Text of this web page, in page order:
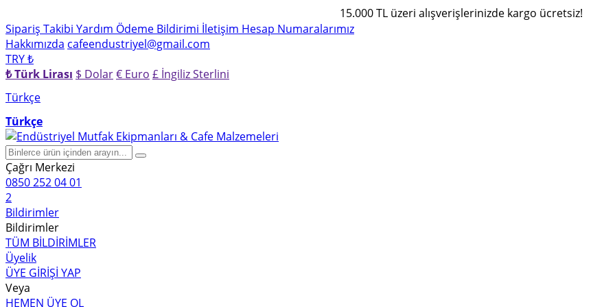
15.000 TL üzeri alışverişlerinizde kargo ücretsiz!
Sipariş Takibi Yardım Ödeme Bildirimi İletişim Hesap Numaralarımız
Hakkımızda cafeendustriyel@gmail.com
TRY ₺
₺ Türk Lirası $ Dolar€ Euro £ İngiliz Sterlini
Türkçe
Türkçe
Çağrı Merkezi
0850 252 04 01
2
Bildirimler
Bildirimler
TÜM BİLDİRİMLER
Üyelik
ÜYE GİRİŞİ YAP
Veya
HEMEN ÜYE OL